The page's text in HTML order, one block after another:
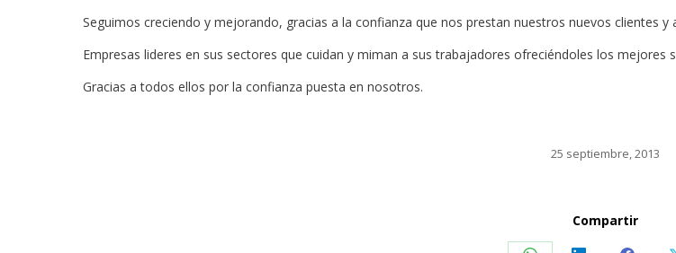
Seguimos creciendo y mejorando, gracias a la confianza que nos prestan nuestros nuevos clientes
Empresas lideres en sus sectores que cuidan y miman a sus trabajadores ofreciéndoles los mejores
Gracias a todos ellos por la confianza puesta en nosotros.
25 septiembre, 2013
Compartir